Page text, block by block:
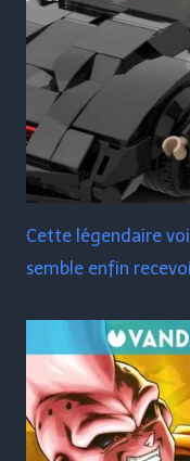
Cette légendaire
semble enfin